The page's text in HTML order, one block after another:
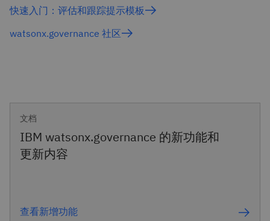
快速入门：评估和跟踪提示模板
watsonx.governance 社区
文档
IBM watsonx.governance 的新功能和
更新内容
查看新增功能